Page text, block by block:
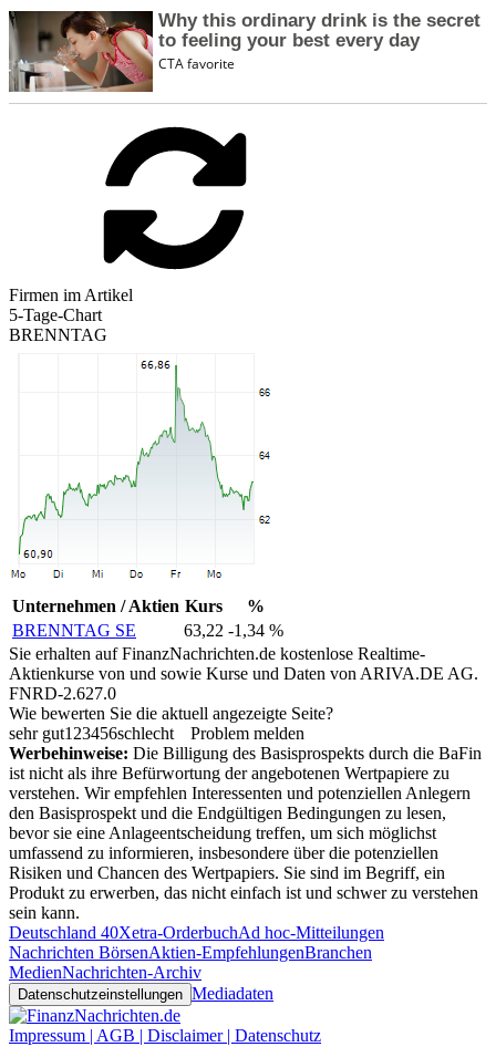
Firmen im Artikel
5-Tage-Chart
BRENNTAG
Unternehmen / Aktien Kurs
%
BRENNTAG SE
63,22 -1,34 %
Sie erhalten auf FinanzNachrichten.de kostenlose Realtime-
Aktienkurse von und sowie Kurse und Daten von ARIVA.DE AG.
FNRD-2.627.0
Wie bewerten Sie die aktuell angezeigte Seite?
sehr gut1 23456schlecht
Problem melden
Werbehinweise: Die Billigung des Basisprospekts durch die BaFin
ist nicht als ihre Befürwortung der angebotenen Wertpapiere zu
verstehen. Wir empfehlen Interessenten und potenziellen Anlegern
den Basisprospekt und die Endgültigen Bedingungen zu lesen,
bevor sie eine Anlageentscheidung treffen, um sich möglichst
umfassend zu informieren, insbesondere über die potenziellen
Risiken und Chancen des Wertpapiers. Sie sind im Begriff, ein
Produkt zu erwerben, das nicht einfach ist und schwer zu verstehen
sein kann.
Deutschland 40Xetra-OrderbuchAd hoc-Mitteilungen
Nachrichten BörsenAktien-EmpfehlungenBranchen
MedienNachrichten-Archiv
Datenschutzeinstellungen Mediadaten
Impressum | AGB | Disclaimer | Datenschutz